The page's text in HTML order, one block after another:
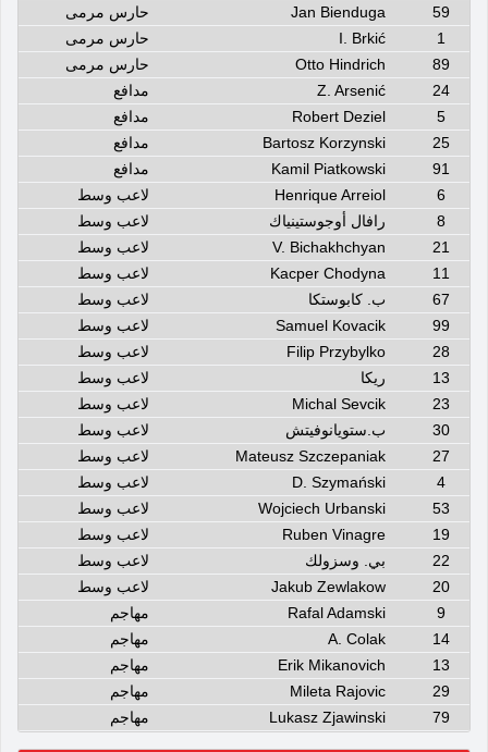
59
Jan Bienduga
حارس مرمى
1
I. Brkić
حارس مرمى
89
Otto Hindrich
حارس مرمى
24
Z. Arsenić
مدافع
5
Robert Deziel
مدافع
25
Bartosz Korzynski
مدافع
91
Kamil Piatkowski
مدافع
6
Henrique Arreiol
لاعب وسط
8
رافال أوجوستينياك
لاعب وسط
21
V. Bichakhchyan
لاعب وسط
11
Kacper Chodyna
لاعب وسط
67
ب. كابوستكا
لاعب وسط
99
Samuel Kovacik
لاعب وسط
28
Filip Przybylko
لاعب وسط
13
ريكا
لاعب وسط
23
Michal Sevcik
لاعب وسط
30
ب.ستويانوفيتش
لاعب وسط
27
Mateusz Szczepaniak
لاعب وسط
4
D. Szymański
لاعب وسط
53
Wojciech Urbanski
لاعب وسط
19
Ruben Vinagre
لاعب وسط
22
بي. وسزولك
لاعب وسط
20
Jakub Zewlakow
لاعب وسط
9
Rafal Adamski
مهاجم
14
A. Colak
مهاجم
13
Erik Mikanovich
مهاجم
29
Mileta Rajovic
مهاجم
79
Lukasz Zjawinski مهاجم